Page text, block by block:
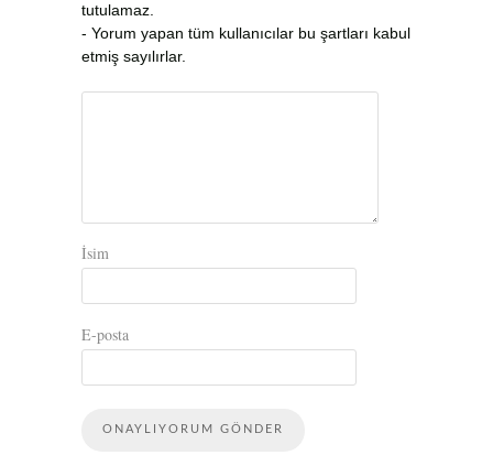
tutulamaz.
- Yorum yapan tüm kullanıcılar bu şartları kabul
etmiş sayılırlar.
İsim
E-posta